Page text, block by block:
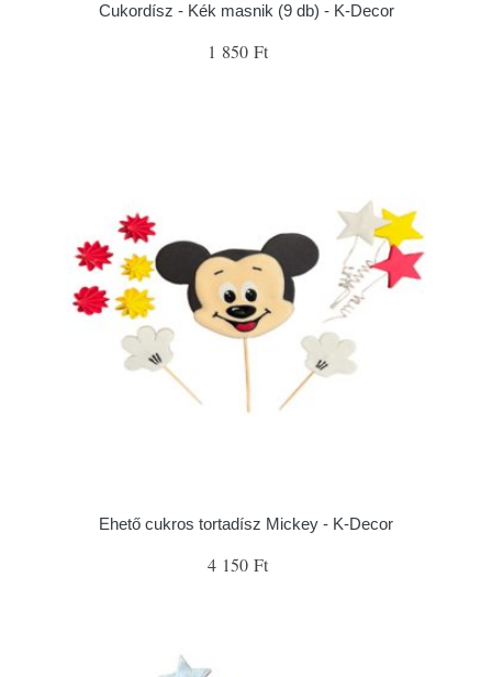
Cukordísz - Kék masnik (9 db) - K-Decor
1 850 Ft
Ehető cukros tortadísz Mickey - K-Decor
4 150 Ft